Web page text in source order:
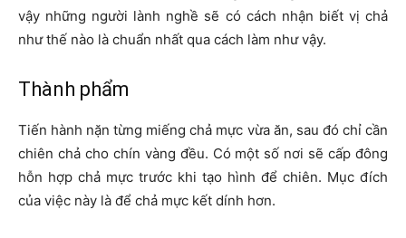
vậy những người lành nghề sẽ có cách nhận biết vị chả
như thế nào là chuẩn nhất qua cách làm như vậy.
Thành phẩm
Tiến hành nặn từng miếng chả mực vừa ăn, sau đó chỉ cần
chiên chả cho chín vàng đều. Có một số nơi sẽ cấp đông
hỗn hợp chả mực trước khi tạo hình để chiên. Mục đích
của việc này là để chả mực kết dính hơn.